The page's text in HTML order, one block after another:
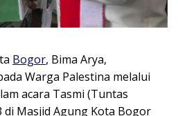
Bogor, Bima Arya,
Warga Palestina melalui
acara Tasmi (Tuntas
Masjid Agung Kota Bogor